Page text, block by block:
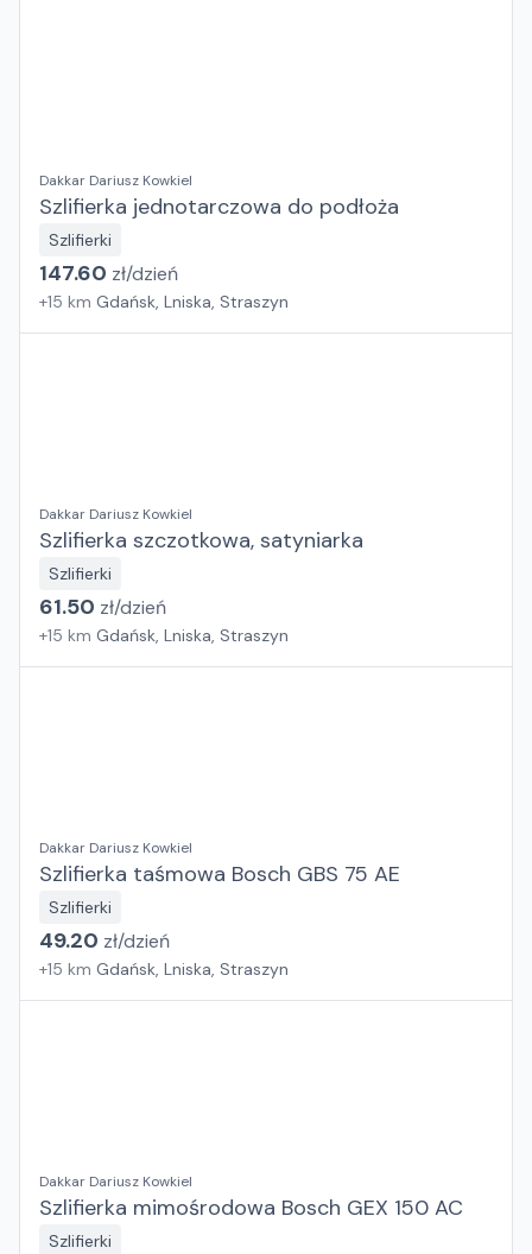
Dakkar Dariusz Kowkiel
Szlifierka jednotarczowa do podłoża
Szlifierki
147.60 zł/dzień
+15 km Gdańsk, Lniska, Straszyn
Dakkar Dariusz Kowkiel
Szlifierka szczotkowa, satyniarka
Szlifierki
61.50 zł/dzień
+15 km Gdańsk, Lniska, Straszyn
Dakkar Dariusz Kowkiel
Szlifierka taśmowa Bosch GBS 75 AE
Szlifierki
49.20 zł/dzień
+15 km Gdańsk, Lniska, Straszyn
Dakkar Dariusz Kowkiel
Szlifierka mimośrodowa Bosch GEX 150 AC
Szlifierki